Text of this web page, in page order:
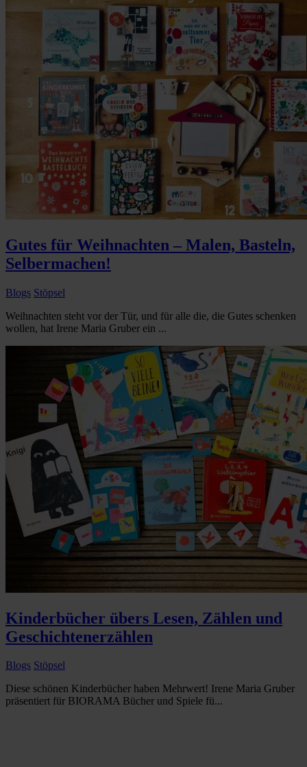
Gutes für Weihnachten – Malen, Basteln,
Selbermachen!
Blogs Stöpsel
Weihnachten steht vor der Tür, und für alle die, die Gutes schenken
wollen, hat Irene Maria Gruber ein ...
Kinderbücher übers Lesen, Zählen und
Geschichtenerzählen
Blogs Stöpsel
Diese schönen Kinderbücher haben Mehrwert! Irene Maria Gruber
präsentiert für BIORAMA Bücher und Spiele fü...